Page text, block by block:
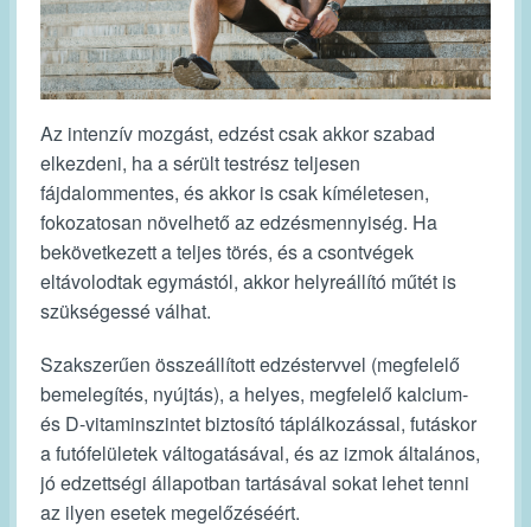
Az intenzív mozgást, edzést csak akkor szabad
elkezdeni, ha a sérült testrész teljesen
fájdalommentes, és akkor is csak kíméletesen,
fokozatosan növelhető az edzésmennyiség. Ha
bekövetkezett a teljes törés, és a csontvégek
eltávolodtak egymástól, akkor helyreállító műtét is
szükségessé válhat.
Szakszerűen összeállított edzéstervvel (megfelelő
bemelegítés, nyújtás), a helyes, megfelelő kalcium-
és D-vitaminszintet biztosító táplálkozással, futáskor
a futófelületek váltogatásával, és az izmok általános,
jó edzettségi állapotban tartásával sokat lehet tenni
az ilyen esetek megelőzéséért.